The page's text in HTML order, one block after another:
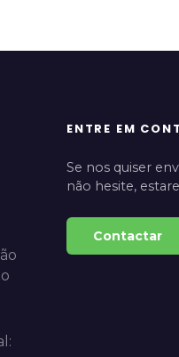
ENTRE EM
Se nos quiser
não hesite,
Contactar